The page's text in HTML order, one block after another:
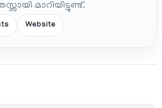
മാറിയിട്ടുണ്ട്.
Website